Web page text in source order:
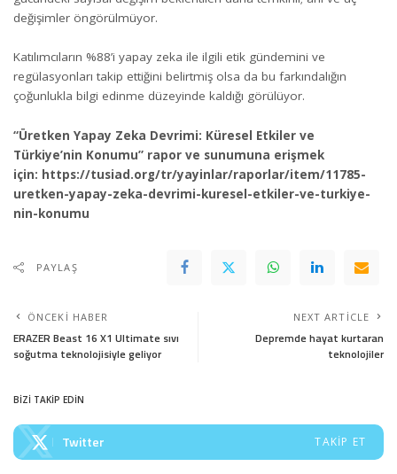
değişimler öngörülmüyor.
Katılımcıların %88’i yapay zeka ile ilgili etik gündemini ve
regülasyonları takip ettiğini belirtmiş olsa da bu farkındalığın
çoğunlukla bilgi edinme düzeyinde kaldığı görülüyor.
“Üretken Yapay Zeka Devrimi: Küresel Etkiler ve
Türkiye’nin Konumu” rapor ve sunumuna erişmek
için: https://tusiad.org/tr/yayinlar/raporlar/item/11785-
uretken-yapay-zeka-devrimi-kuresel-etkiler-ve-turkiye-
nin-konumu
PAYLAŞ
ÖNCEKI HABER
ERAZER Beast 16 X1 Ultimate sıvı
soğutma teknolojisiyle geliyor
NEXT ARTICLE
Depremde hayat kurtaran
teknolojiler
BİZİ TAKİP EDİN
Twitter TAKIP ET